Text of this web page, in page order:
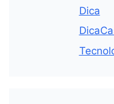
Dica